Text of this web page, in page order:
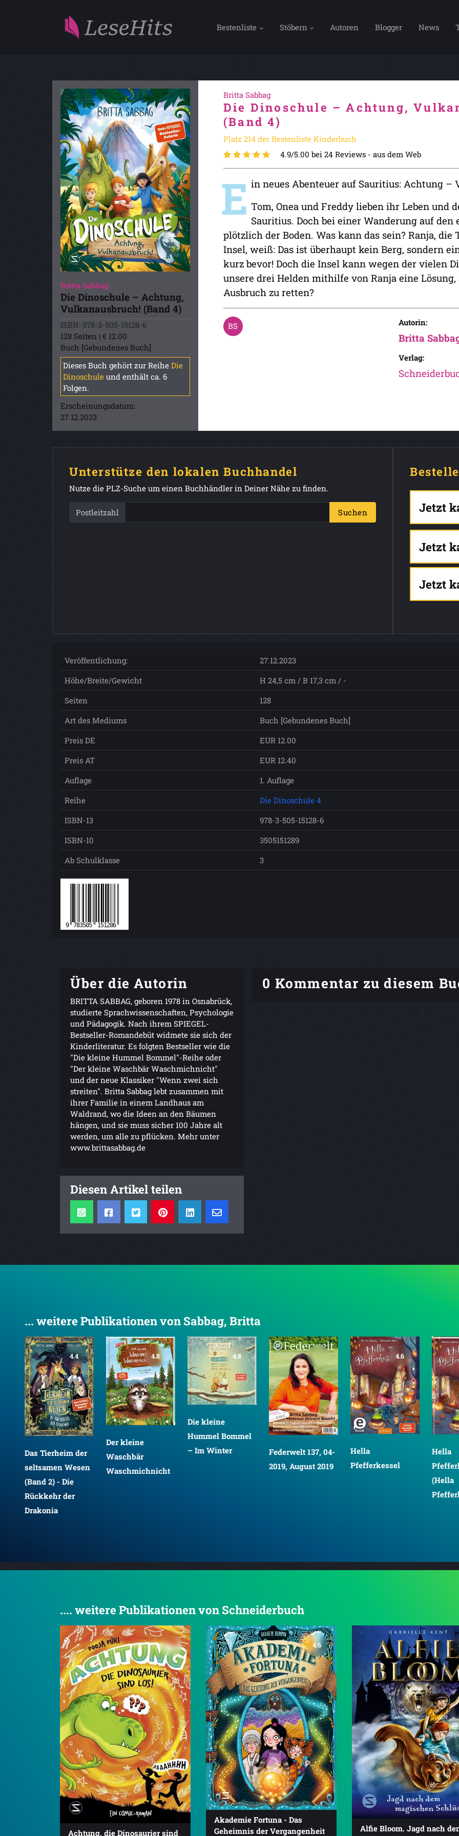
Bestenliste Stöbern Autoren Blogger News
Britta Sabbag
Die Dinoschule – Achtung,
Vulkanausbruch! (Band 4)
ISBN: 978-3-505-15128-6
128 Seiten | € 12.00
Buch [Gebundenes Buch]
Dieses Buch gehört zur Reihe Die
Dinoschule und enthält ca. 6
Folgen.
Erscheinungsdatum:
27.12.2023
Britta Sabbag
Die Dinoschule – Achtung,
(Band 4)
Platz 214 der Bestenliste Kinderbuch
4.9/5.00 bei 24 Reviews - aus dem Web
E in neues Abenteuer auf Sauritius: Achtung –
Tom, Onea und Freddy lieben ihr Leben und
Sauritius. Doch bei einer Wanderung auf
plötzlich der Boden. Was kann das sein? Ranja,
Insel, weiß: Das ist überhaupt kein Berg, sondern
kurz bevor! Doch die Insel kann wegen der vielen
unsere drei Helden mithilfe von Ranja eine
Ausbruch zu retten?
Autorin:
Britta
Verlag:
Unterstütze den lokalen Buchhandel
Nutze die PLZ-Suche um einen Buchhändler in Deiner Nähe zu finden.
Postleitzahl Suchen Jetzt
Jetzt
Jetzt
Veröffentlichung:
27.12.2023
Höhe/Breite/Gewicht
H 24,5 cm / B 17,3 cm / -
Seiten
128
Art des Mediums
Buch [Gebundenes Buch]
Preis DE
EUR 12.00
Preis AT
EUR 12.40
Auflage
1. Auflage
Reihe
Die Dinoschule 4
ISBN-13
978-3-505-15128-6
ISBN-10
3505151289
Ab Schulklasse
3
Über die Autorin
BRITTA SABBAG, geboren 1978 in Osnabrück,
studierte Sprachwissenschaften, Psychologie
und Pädagogik. Nach ihrem SPIEGEL-
Bestseller-Romandebüt widmete sie sich der
Kinderliteratur. Es folgten Bestseller wie die
"Die kleine Hummel Bommel"-Reihe oder
"Der kleine Waschbär Waschmichnicht"
und der neue Klassiker "Wenn zwei sich
streiten". Britta Sabbag lebt zusammen mit
ihrer Familie in einem Landhaus am
Waldrand, wo die Ideen an den Bäumen
hängen, und sie muss sicher 100 Jahre alt
werden, um alle zu pflücken. Mehr unter
www.brittasabbag.de
Diesen Artikel teilen
0 Kommentar zu diesem
... weitere Publikationen von Sabbag, Britta
4.4
Das Tierheim der
seltsamen Wesen
(Band 2) - Die
Rückkehr der
Drakonia
4.8
Der kleine
Waschbär
Waschmichnicht
4.8
Die kleine
Hummel Bommel
– Im Winter
Federwelt 137, 04-
2019, August 2019
4.6
Hella
Pfefferkessel
Hella
(Hella
.... weitere Publikationen von Schneiderbuch
Achtung, die Dinosaurier sind
4.6
Akademie Fortuna - Das
Geheimnis der Vergangenheit
Alfie Bloom. Jagd nach